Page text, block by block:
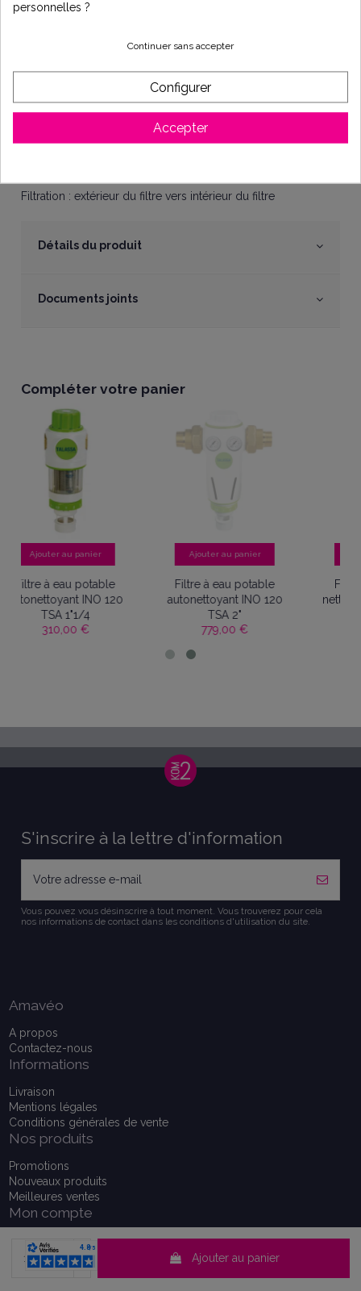
Ajouter au panier
domestique et industrie
Traitement de l'eau potable
Caractéristique technique :
Tamis en acier inoxydable
Filtration : extérieur du filtre vers intérieur du filtre
Détails du produit
Documents joints
Compléter votre panier
120
Ajouter au panier
Filtre à eau potable
autonettoyant INO 120
Ajouter au panier
Filtre à eau potable
nettoyant Ino 120 T 3/4"
S'inscrire à la lettre d'information
Vous pouvez vous désinscrire à tout moment. Vous trouverez pour cela
nos informations de contact dans les conditions d'utilisation du site.
Amavéo
A propos
Contactez-nous
Informations
Livraison
Mentions légales
Conditions générales de vente
Nos produits
Promotions
Nouveaux produits
Meilleures ventes
Mon compte
Mon compte
Historique de vos commandes
Consentement aux cookies
personnelles ?
Continuer sans accepter
Configurer
Accepter